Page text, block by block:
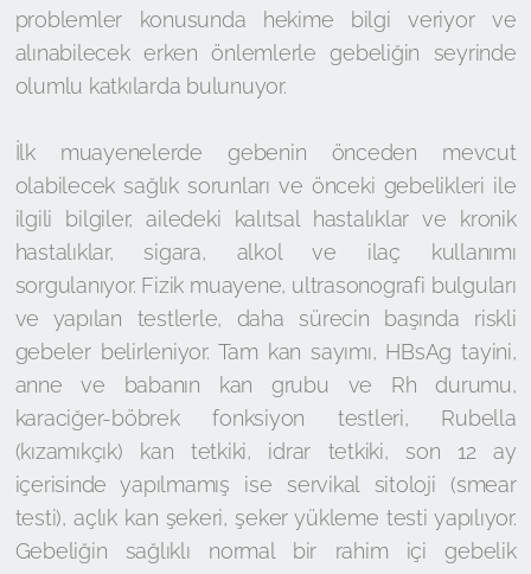
problemler konusunda hekime bilgi veriyor ve
alınabilecek erken önlemlerle gebeliğin seyrinde
olumlu katkılarda bulunuyor.
İlk muayenelerde gebenin önceden mevcut
olabilecek sağlık sorunları ve önceki gebelikleri ile
ilgili bilgiler, ailedeki kalıtsal hastalıklar ve kronik
hastalıklar, sigara, alkol ve ilaç kullanımı
sorgulanıyor. Fizik muayene, ultrasonografi bulguları
ve yapılan testlerle, daha sürecin başında riskli
gebeler belirleniyor. Tam kan sayımı, HBsAg tayini,
anne ve babanın kan grubu ve Rh durumu,
karaciğer-böbrek fonksiyon testleri, Rubella
(kızamıkçık) kan tetkiki, idrar tetkiki, son 12 ay
içerisinde yapılmamış ise servikal sitoloji (smear
testi), açlık kan şekeri, şeker yükleme testi yapılıyor.
Gebeliğin sağlıklı normal bir rahim içi gebelik